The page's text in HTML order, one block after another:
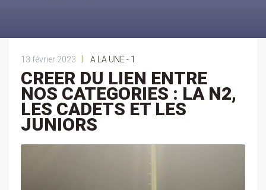
13 février 2023 A LA UNE - 1
CREER DU LIEN ENTRE
NOS CATEGORIES : LA N2,
LES CADETS ET LES
JUNIORS